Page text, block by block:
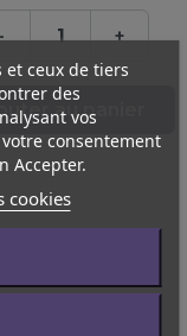
+
au panier
et ceux de tiers
des
vos
consentement
Accepter.
cookies